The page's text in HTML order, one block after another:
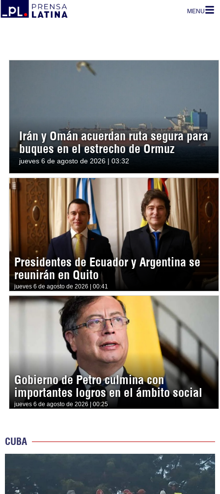
MENU
Irán y Omán acuerdan ruta segura para
buques en el estrecho de Ormuz
jueves 6 de agosto de 2026 | 03:32
Presidentes de Ecuador y Argentina se
reunirán en Quito
jueves 6 de agosto de 2026 | 00:41
Gobierno de Petro culmina con
importantes logros en el ámbito social
jueves 6 de agosto de 2026 | 00:25
CUBA